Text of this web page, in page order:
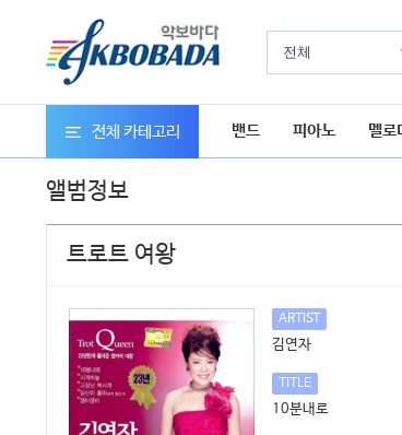
전체
전체 카테고리 밴드 피아노 멜로
앨범정보
트로트 여왕
ARTIST
김연자
TITLE
10분내로